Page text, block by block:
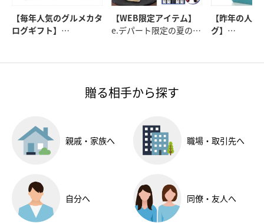
【毎年人気のグルメカタ
ログギフト】
EB）の2種類をご用意
【WEB限定アイテム】
e.デパート限定の夏の集
【昨年の人
グ】
贈る相手から探す
親戚・家族へ 職場・取引先へ
自分へ 同僚・友人へ